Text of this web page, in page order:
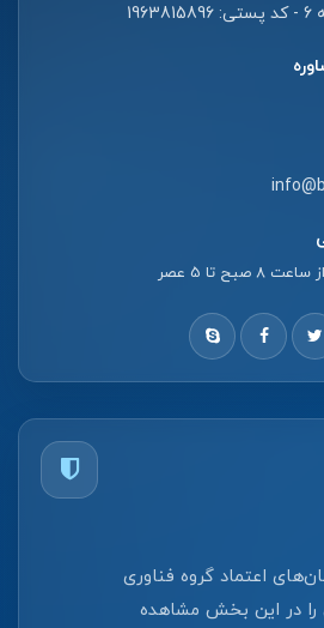
تا 5 عصر
اعتماد گروه فناوری
را در این بخش مشاهده